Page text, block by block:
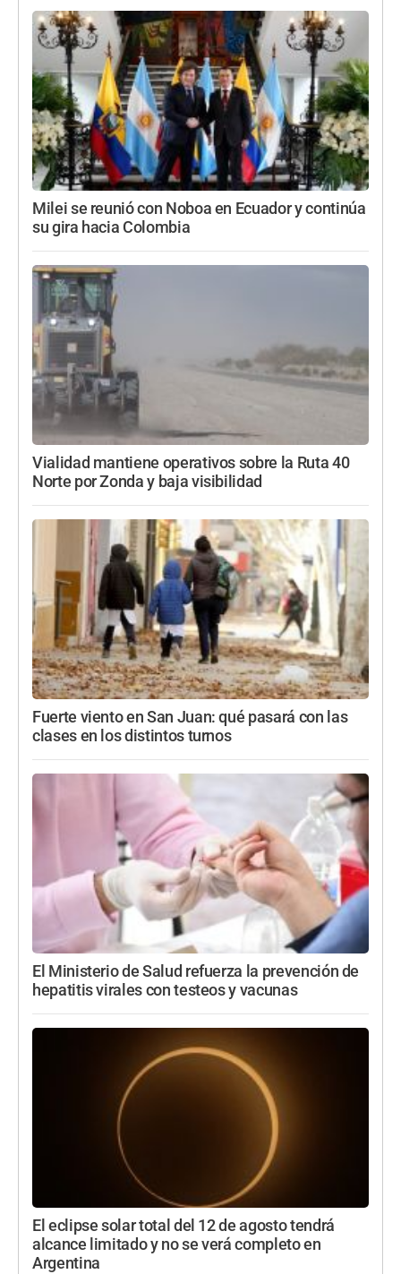
Milei se reunió con Noboa en Ecuador y continúa
su gira hacia Colombia
Vialidad mantiene operativos sobre la Ruta 40
Norte por Zonda y baja visibilidad
Fuerte viento en San Juan: qué pasará con las
clases en los distintos turnos
El Ministerio de Salud refuerza la prevención de
hepatitis virales con testeos y vacunas
El eclipse solar total del 12 de agosto tendrá
alcance limitado y no se verá completo en
Argentina